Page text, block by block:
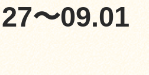
〜09.01